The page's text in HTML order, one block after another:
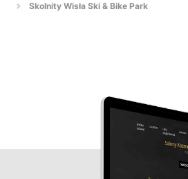
Skolnity Wisła Ski & Bike Park